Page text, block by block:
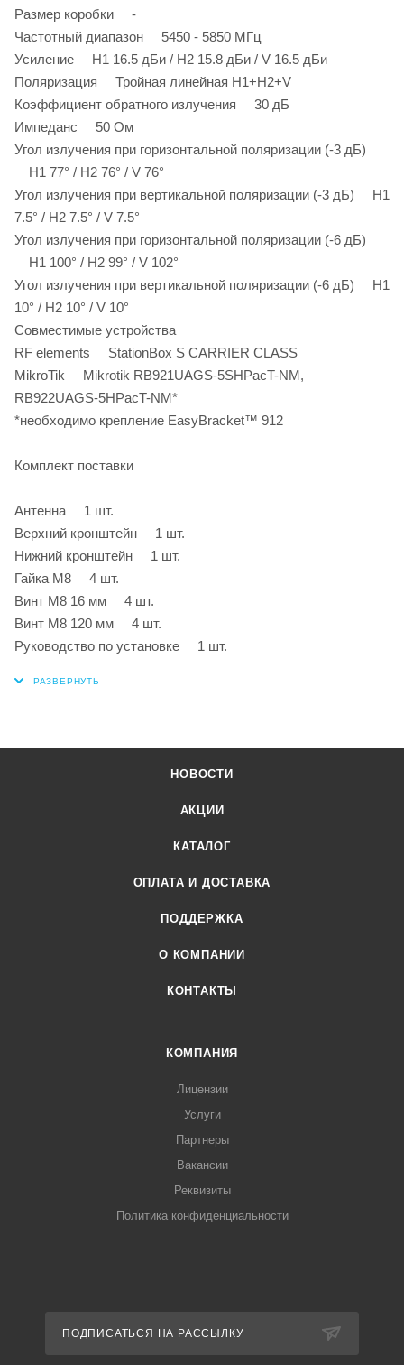
Размер коробки -
Частотный диапазон 5450 - 5850 МГц
Усиление H1 16.5 дБи / H2 15.8 дБи / V 16.5 дБи
Поляризация Тройная линейная H1+H2+V
Коэффициент обратного излучения 30 дБ
Импеданс 50 Ом
Угол излучения при горизонтальной поляризации (-3 дБ)
H1 77° / H2 76° / V 76°
Угол излучения при вертикальной поляризации (-3 дБ) H1
7.5° / H2 7.5° / V 7.5°
Угол излучения при горизонтальной поляризации (-6 дБ)
H1 100° / H2 99° / V 102°
Угол излучения при вертикальной поляризации (-6 дБ) H1
10° / H2 10° / V 10°
Совместимые устройства
RF elements StationBox S CARRIER CLASS
MikroTik Mikrotik RB921UAGS-5SHPacT-NM,
RB922UAGS-5HPacT-NM*
*необходимо крепление EasyBracket™ 912
Комплект поставки
Антенна 1 шт.
Верхний кронштейн 1 шт.
Нижний кронштейн 1 шт.
Гайка М8 4 шт.
Винт М8 16 мм 4 шт.
Винт М8 120 мм 4 шт.
Руководство по установке 1 шт.
НОВОСТИ
АКЦИИ
КАТАЛОГ
ОПЛАТА И ДОСТАВКА
ПОДДЕРЖКА
О КОМПАНИИ
КОНТАКТЫ
КОМПАНИЯ
Лицензии
Услуги
Партнеры
Вакансии
Реквизиты
Политика конфиденциальности
ПОДПИСАТЬСЯ НА РАССЫЛКУ